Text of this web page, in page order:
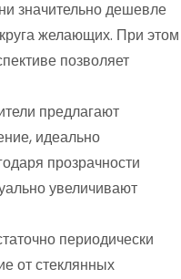
значительно дешевле
желающих. При этом
позволяет
предлагают
идеально
прозрачности
увеличивают
периодически
от стеклянных